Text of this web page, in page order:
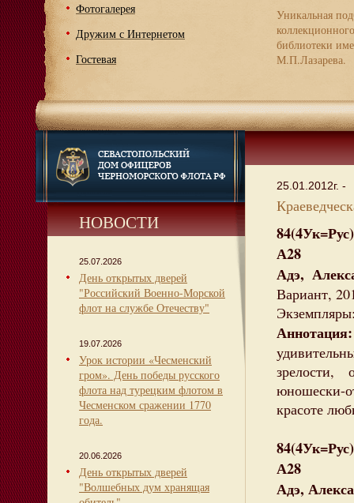
Фотогалерея
Дружим с Интернетом
Гостевая
Уникальная
библиотеки
М.П.Лазарева.
НОВОСТИ
25.07.2026
День открытых дверей
"Российский Военно-Морской
флот на службе Отечеству"
19.07.2026
Урок истории «Чесменский
гром». День победы русского
флота над турецким флотом в
Чесменском сражении 1770
года.
20.06.2026
День открытых дверей
"Волшебных дум хранящая
25.01.2012г. -
А28
Адэ,
Вариант,
Аннотация:
зрелости,
юношески-
красоте
А28
Адэ,